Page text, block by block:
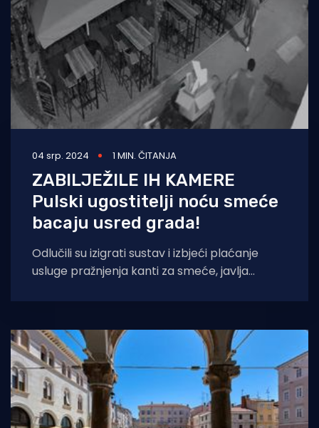
04 srp. 2024 1 MIN. ČITANJA
ZABILJEŽILE IH KAMERE
Pulski ugostitelji noću smeće
bacaju usred grada!
Odlučili su izigrati sustav i izbjeći plaćanje
usluge pražnjenja kanti za smeće, javlja